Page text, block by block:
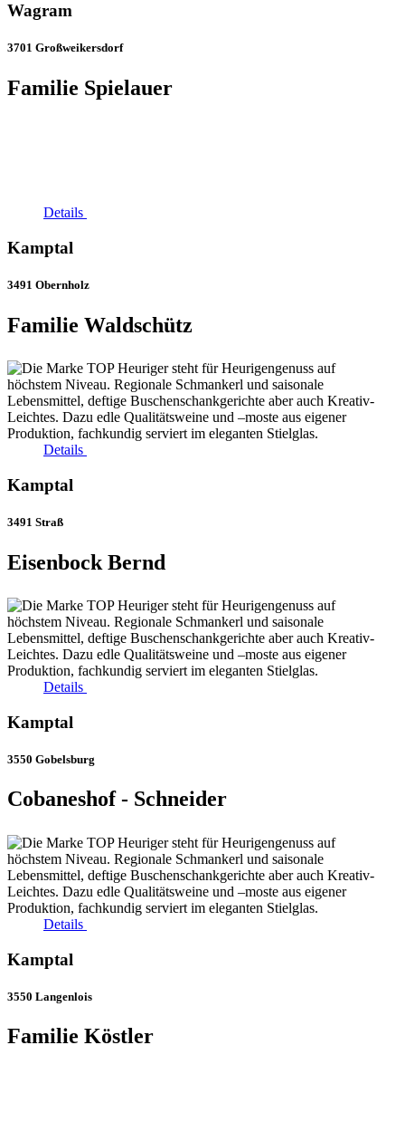
Wagram
3701 Großweikersdorf
Familie Spielauer
Details
Kamptal
3491 Obernholz
Familie Waldschütz
Details
Kamptal
3491 Straß
Eisenbock Bernd
Details
Kamptal
3550 Gobelsburg
Cobaneshof - Schneider
Details
Kamptal
3550 Langenlois
Familie Köstler